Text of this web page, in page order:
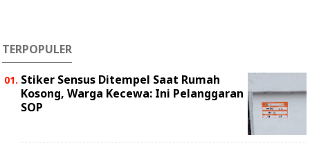
TERPOPULER
Stiker Sensus Ditempel Saat Rumah
Kosong, Warga Kecewa: Ini Pelanggaran
SOP